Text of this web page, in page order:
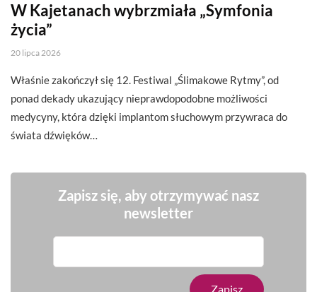
W Kajetanach wybrzmiała „Symfonia
życia”
20 lipca 2026
Właśnie zakończył się 12. Festiwal „Ślimakowe Rytmy”, od
ponad dekady ukazujący nieprawdopodobne możliwości
medycyny, która dzięki implantom słuchowym przywraca do
świata dźwięków…
Zapisz się, aby otrzymywać nasz
newsletter